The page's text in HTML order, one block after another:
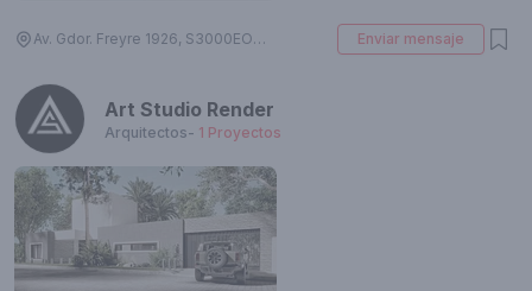
Av. Gdor. Freyre 1926, S3000EOK Santa Fe de la Vera Cruz, Santa Fe, Argentina Enviar mensaje
Art Studio Render
Arquitectos- 1 Proyectos